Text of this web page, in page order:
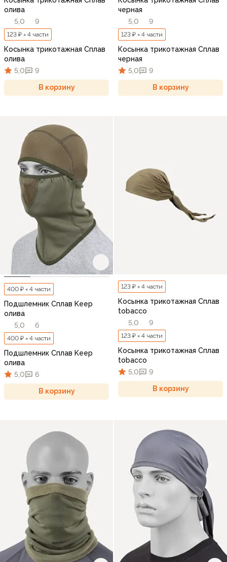
олива
5,0
9
123 ₽ × 4 части
Косынка трикотажная Сплав
олива
5,0
9
В корзину
черная
5,0
9
123 ₽ × 4 части
Косынка трикотажная Сплав
черная
5,0
9
В корзину
400 ₽ × 4 части
Подшлемник Сплав Keep
олива
5,0
6
400 ₽ × 4 части
Подшлемник Сплав Keep
олива
5,0
6
В корзину
123 ₽ × 4 части
Косынка трикотажная Сплав
tobacco
5,0
9
123 ₽ × 4 части
Косынка трикотажная Сплав
tobacco
5,0
9
В корзину